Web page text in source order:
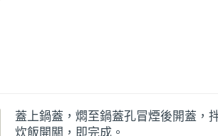
蓋上鍋蓋，燜至鍋蓋孔冒煙後開蓋，
炊飯開關，即完成。